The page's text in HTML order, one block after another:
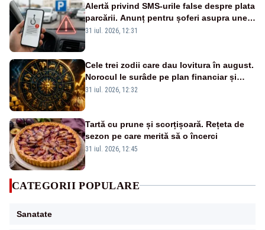
Alertă privind SMS-urile false despre plata
parcării. Anunț pentru șoferi asupra unei
noi metode de fraudă online
31 iul. 2026, 12:31
Cele trei zodii care dau lovitura în august.
Norocul le surâde pe plan financiar și
profesional
31 iul. 2026, 12:32
Tartă cu prune și scorțișoară. Rețeta de
sezon pe care merită să o încerci
31 iul. 2026, 12:45
CATEGORII POPULARE
Sanatate